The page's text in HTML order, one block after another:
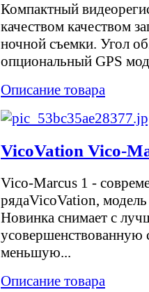
Компактный
качеством качеством
ночной съемки. Угол
опциональный GPS
Описание товара
VicoVation Vico-
Vico-Marcus 1 -
рядаVicoVation, модель
Новинка снимает с
усовершенствованную
меньшую...
Описание товара